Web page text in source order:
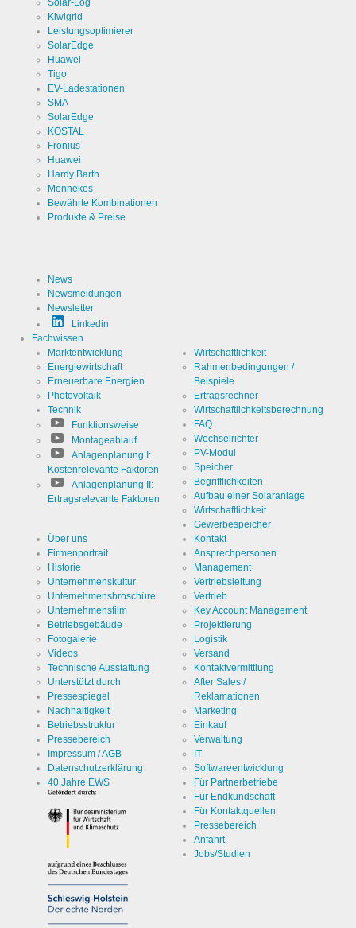
Solar-Log
Kiwigrid
Leistungsoptimierer
SolarEdge
Huawei
Tigo
EV-Ladestationen
SMA
SolarEdge
KOSTAL
Fronius
Huawei
Hardy Barth
Mennekes
Bewährte Kombinationen
Produkte & Preise
News
Newsmeldungen
Newsletter
Linkedin
Fachwissen
Marktentwicklung
Energiewirtschaft
Erneuerbare Energien
Photovoltaik
Technik
Funktionsweise
Montageablauf
Anlagenplanung I:
Kostenrelevante Faktoren
Anlagenplanung II:
Ertragsrelevante Faktoren
Wirtschaftlichkeit
Rahmenbedingungen /
Beispiele
Ertragsrechner
Wirtschaftlichkeitsberechnung
FAQ
Wechselrichter
PV-Modul
Speicher
Begrifflichkeiten
Aufbau einer Solaranlage
Wirtschaftlichkeit
Gewerbespeicher
Über uns
Firmenportrait
Historie
Unternehmenskultur
Unternehmensbroschüre
Unternehmensfilm
Betriebsgebäude
Fotogalerie
Videos
Technische Ausstattung
Unterstützt durch
Pressespiegel
Nachhaltigkeit
Betriebsstruktur
Pressebereich
Impressum / AGB
Datenschutzerklärung
40 Jahre EWS
Kontakt
Ansprechpersonen
Management
Vertriebsleitung
Vertrieb
Key Account Management
Projektierung
Logistik
Versand
Kontaktvermittlung
After Sales /
Reklamationen
Marketing
Einkauf
Verwaltung
IT
Softwareentwicklung
Für Partnerbetriebe
Für Endkundschaft
Für Kontaktquellen
Pressebereich
Anfahrt
Jobs/Studien
Cookies die zur Auswertung des Benutzerverhaltens
Name
Anbieter
Zweck
Website-
Cookie Name